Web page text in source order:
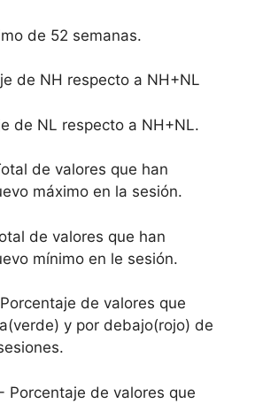
de 52 semanas.
de NH respecto a NH+NL
de NL respecto a NH+NL.
de valores que han
máximo en la sesión.
de valores que han
mínimo en le sesión.
de valores que
y por debajo(rojo) de
Porcentaje de valores que